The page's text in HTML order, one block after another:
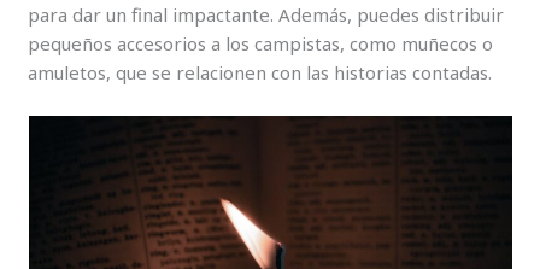
para dar un final impactante. Además, puedes distribuir
pequeños accesorios a los campistas, como muñecos o
amuletos, que se relacionen con las historias contadas.